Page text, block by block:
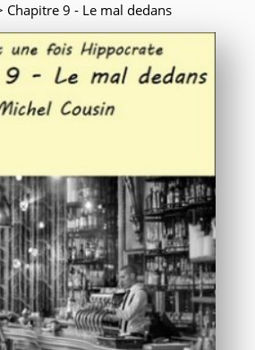
Chapitre 9 - Le mal dedans